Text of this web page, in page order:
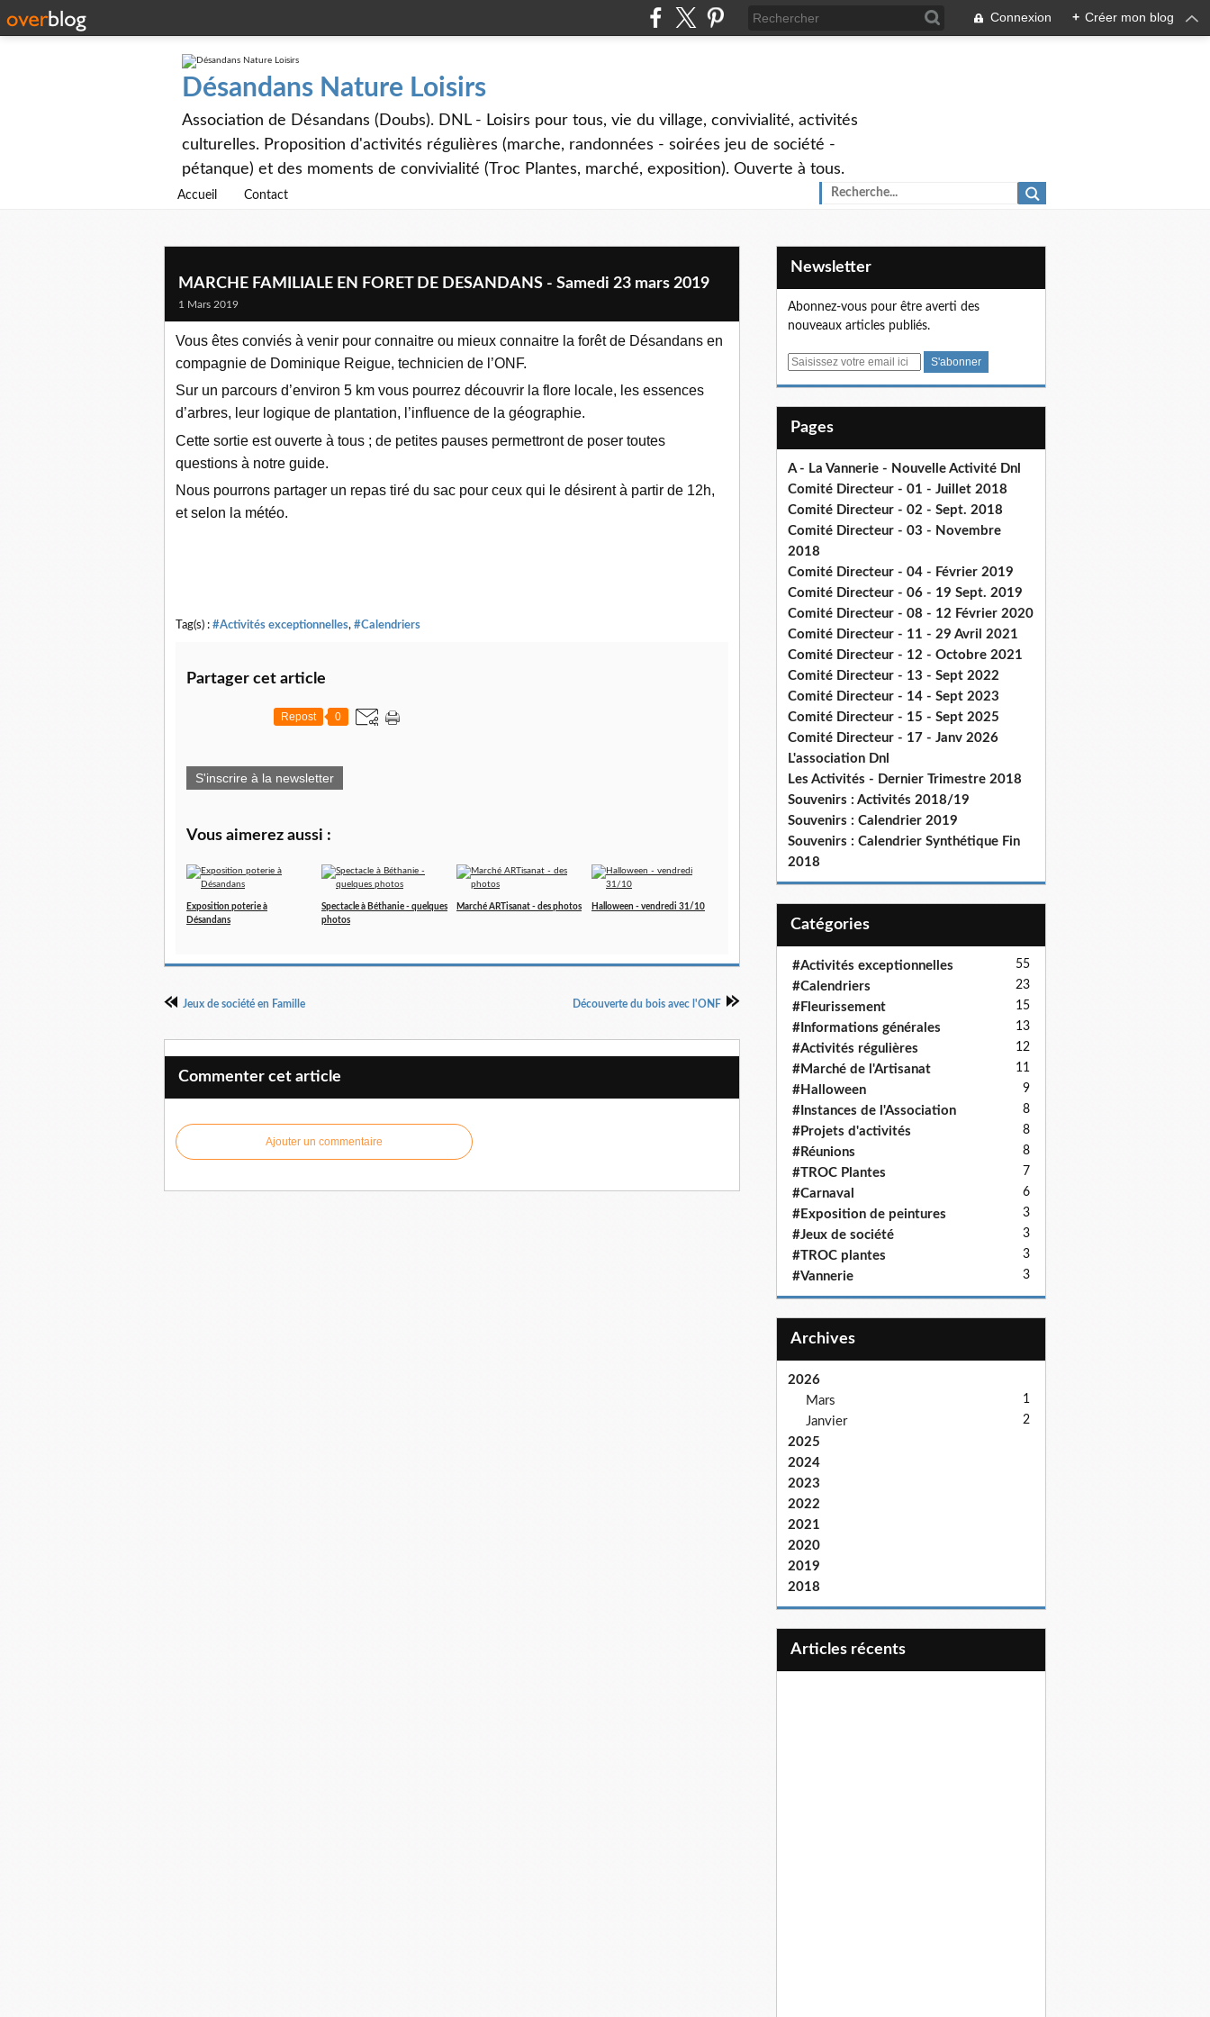
Connexion + Créer mon blog
Désandans Nature Loisirs
Association de Désandans (Doubs). DNL - Loisirs pour tous, vie du village, convivialité, activités
culturelles. Proposition d'activités régulières (marche, randonnées - soirées jeu de société -
pétanque) et des moments de convivialité (Troc Plantes, marché, exposition). Ouverte à tous.
Accueil Contact
MARCHE FAMILIALE EN FORET DE DESANDANS - Samedi 23 mars 2019
1 Mars 2019
Vous êtes conviés à venir pour connaitre ou mieux connaitre la forêt de Désandans en
compagnie de Dominique Reigue, technicien de l’ONF.
Sur un parcours d’environ 5 km vous pourrez découvrir la flore locale, les essences
d’arbres, leur logique de plantation, l’influence de la géographie.
Cette sortie est ouverte à tous ; de petites pauses permettront de poser toutes
questions à notre guide.
Nous pourrons partager un repas tiré du sac pour ceux qui le désirent à partir de 12h,
et selon la météo.
Tag(s) : #Activités exceptionnelles, #Calendriers
Partager cet article
Repost 0
S'inscrire à la newsletter
Vous aimerez aussi :
Exposition poterie à
Désandans
Spectacle à Béthanie - quelques
photos
Marché ARTisanat - des photos Halloween - vendredi 31/10
Jeux de société en Famille Découverte du bois avec l'ONF
Commenter cet article
Ajouter un commentaire
Newsletter
Abonnez-vous pour être averti des
nouveaux articles publiés.
E
Pages
A - La Vannerie - Nouvelle Activité Dnl
Comité Directeur - 01 - Juillet 2018
Comité Directeur - 02 - Sept. 2018
Comité Directeur - 03 - Novembre
2018
Comité Directeur - 04 - Février 2019
Comité Directeur - 06 - 19 Sept. 2019
Comité Directeur - 08 - 12 Février 2020
Comité Directeur - 11 - 29 Avril 2021
Comité Directeur - 12 - Octobre 2021
Comité Directeur - 13 - Sept 2022
Comité Directeur - 14 - Sept 2023
Comité Directeur - 15 - Sept 2025
Comité Directeur - 17 - Janv 2026
L'association Dnl
Les Activités - Dernier Trimestre 2018
Souvenirs : Activités 2018/19
Souvenirs : Calendrier 2019
Souvenirs : Calendrier Synthétique Fin
2018
Catégories
#Activités exceptionnelles 55
#Calendriers 23
#Fleurissement 15
#Informations générales 13
#Activités régulières 12
#Marché de l'Artisanat 11
#Halloween 9
#Instances de l'Association 8
#Projets d'activités 8
#Réunions 8
#TROC Plantes 7
#Carnaval 6
#Exposition de peintures 3
#Jeux de société 3
#TROC plantes 3
#Vannerie 3
Archives
2026
Mars
1
Janvier 2
2025
2024
2023
2022
2021
2020
2019
2018
articles récents